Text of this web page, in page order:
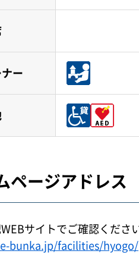
ー
ページアドレス
サイトでご確認くださ
bunka.jp/facilities/hyogo/